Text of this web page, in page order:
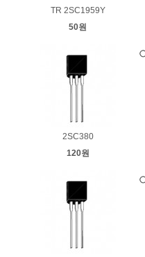
TR 2SC1959Y
50원
2SC380
120원